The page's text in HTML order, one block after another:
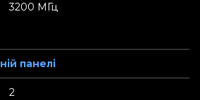
3200 МГц
панелі
2